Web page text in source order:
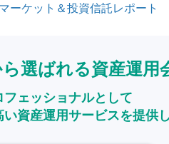
マーケット＆投資信託レポート
選ばれる資産運用
フェッショナルとして
資産運用サービスを提供